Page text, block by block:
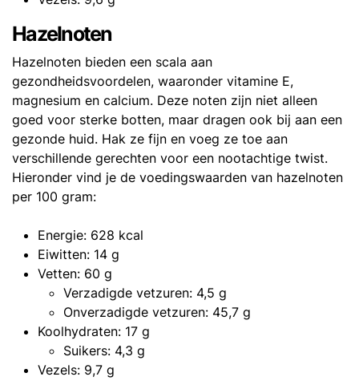
Hazelnoten
Hazelnoten bieden een scala aan
gezondheidsvoordelen, waaronder vitamine E,
magnesium en calcium. Deze noten zijn niet alleen
goed voor sterke botten, maar dragen ook bij aan een
gezonde huid. Hak ze fijn en voeg ze toe aan
verschillende gerechten voor een nootachtige twist.
Hieronder vind je de voedingswaarden van hazelnoten
per 100 gram:
Energie: 628 kcal
Eiwitten: 14 g
Vetten: 60 g
Verzadigde vetzuren: 4,5 g
Onverzadigde vetzuren: 45,7 g
Koolhydraten: 17 g
Suikers: 4,3 g
Vezels: 9,7 g